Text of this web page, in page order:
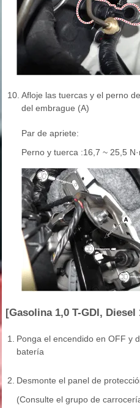
10. Afloje las tuercas y el perno
del embrague (A)
Par de apriete:
Perno y tuerca :16,7 ~ 25,5
[Gasolina 1,0 T-GDI, Diesel
1.
Ponga el encendido en OFF y
batería
2. Desmonte el panel de
(Consulte el grupo de